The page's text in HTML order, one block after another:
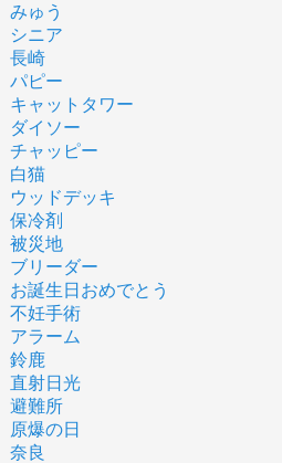
みゅう
シニア
長崎
パピー
キャットタワー
ダイソー
チャッピー
白猫
ウッドデッキ
保冷剤
被災地
ブリーダー
お誕生日おめでとう
不妊手術
アラーム
鈴鹿
直射日光
避難所
原爆の日
奈良